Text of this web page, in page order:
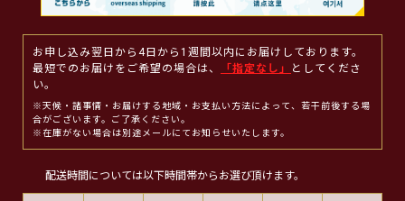
お申し込み翌日から4日から1週間以内にお届けしております。
最短でのお届けをご希望の場合は、
「指定なし」
としてくださ
い。
※天候・諸事情・お届けする地域・お支払い方法によって、若干前後する場
合がございます。ご了承ください。
※在庫がない場合は別途メールにてお知らせいたします。
配送時間については以下時間帯からお選び頂けます。